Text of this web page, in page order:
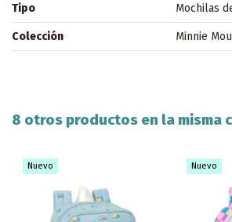
Tipo Mochilas
Colección Minnie
8 otros productos en la misma
Nuevo Nuevo